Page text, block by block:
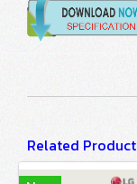
Related Product